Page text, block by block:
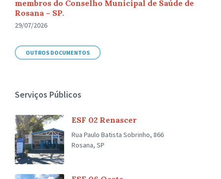
membros do Conselho Municipal de Saúde de
Rosana – SP.
29/07/2026
OUTROS DOCUMENTOS
Serviços Públicos
ESF 02 Renascer
Rua Paulo Batista Sobrinho, 866
Rosana, SP